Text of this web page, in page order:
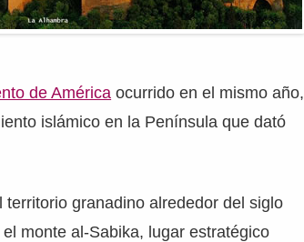
de América ocurrido en el mismo año,
islámico en la Península que dató
granadino alrededor del siglo
monte al-Sabika, lugar estratégico